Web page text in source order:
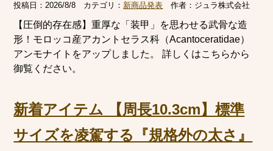
投稿日：2026/8/8 カテゴリ： 新商品発表 作者： ジュラ株式会社
【圧倒的存在感】重厚な「装甲」を思わせる武骨な造
形！モロッコ産アカントセラス科（Acantoceratidae）
アンモナイトをアップしました。 詳しくはこちらから
御覧ください。
新着アイテム 【周長10.3cm】標準
サイズを凌駕する『規格外の太さ』